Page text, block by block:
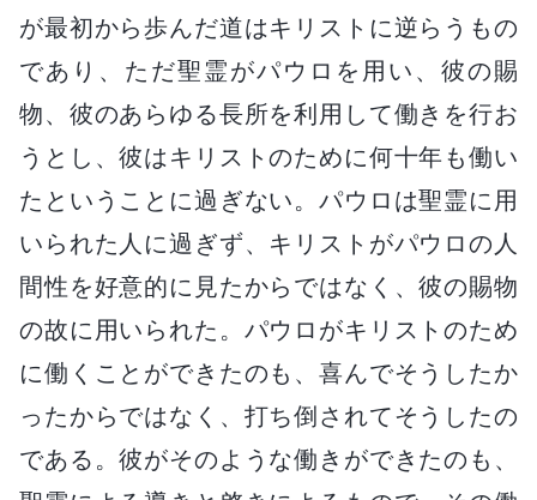
が最初から歩んだ道はキリストに逆らうもの
であり、ただ聖霊がパウロを用い、彼の賜
物、彼のあらゆる長所を利用して働きを行お
うとし、彼はキリストのために何十年も働い
たということに過ぎない。パウロは聖霊に用
いられた人に過ぎず、キリストがパウロの人
間性を好意的に見たからではなく、彼の賜物
の故に用いられた。パウロがキリストのため
に働くことができたのも、喜んでそうしたか
ったからではなく、打ち倒されてそうしたの
である。彼がそのような働きができたのも、